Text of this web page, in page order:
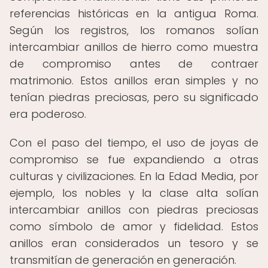
referencias históricas en la antigua Roma.
Según los registros, los romanos solían
intercambiar anillos de hierro como muestra
de compromiso antes de contraer
matrimonio. Estos anillos eran simples y no
tenían piedras preciosas, pero su significado
era poderoso.
Con el paso del tiempo, el uso de joyas de
compromiso se fue expandiendo a otras
culturas y civilizaciones. En la Edad Media, por
ejemplo, los nobles y la clase alta solían
intercambiar anillos con piedras preciosas
como símbolo de amor y fidelidad. Estos
anillos eran considerados un tesoro y se
transmitían de generación en generación.